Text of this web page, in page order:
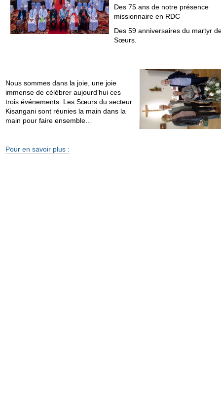
Des 75 ans de notre présence
missionnaire en RDC
Des 59 anniversaires du martyr
Sœurs.
Nous sommes dans la joie, une joie
immense de célébrer aujourd’hui ces
trois événements. Les Sœurs du secteur
Kisangani sont réunies la main dans la
main pour faire ensemble…
Pour en savoir plus :